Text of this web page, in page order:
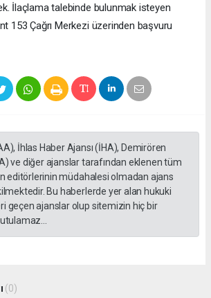
İlaçlama talebinde bulunmak isteyen
153 Çağrı Merkezi üzerinden başvuru
İhlas Haber Ajansı (İHA), Demirören
ve diğer ajanslar tarafından eklenen tüm
editörlerinin müdahalesi olmadan ajans
Bu haberlerde yer alan hukuki
geçen ajanslar olup sitemizin hiç bir
(0)